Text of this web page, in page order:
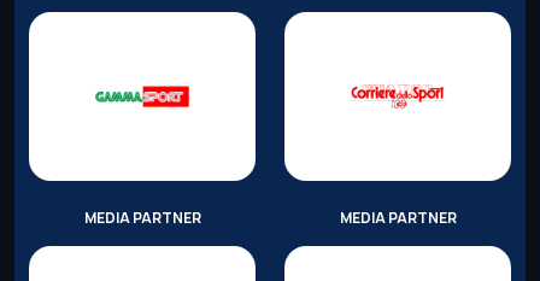
MEDIA PARTNER MEDIA PARTNER